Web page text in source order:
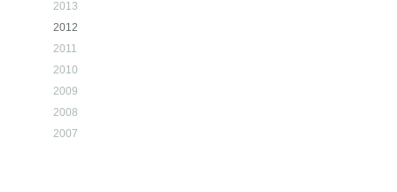
2013
2012
2011
2010
2009
2008
2007